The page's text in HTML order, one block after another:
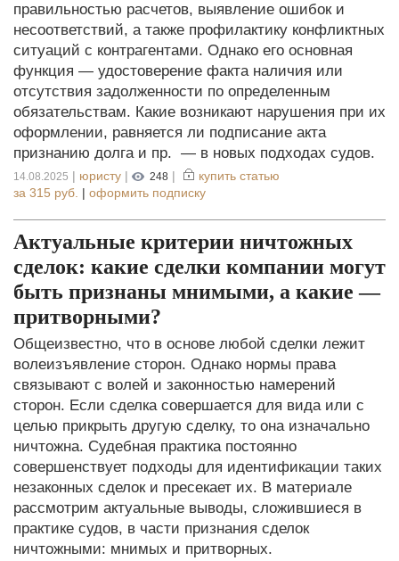
правильностью расчетов, выявление ошибок и
несоответствий, а также профилактику конфликтных
ситуаций с контрагентами. Однако его основная
функция — удостоверение факта наличия или
отсутствия задолженности по определенным
обязательствам. Какие возникают нарушения при их
оформлении, равняется ли подписание акта
признанию долга и пр. — в новых подходах судов.
14.08.2025 | юристу | 248 |
купить статью
за 315 руб. | оформить подписку
Актуальные критерии ничтожных
сделок: какие сделки компании могут
быть признаны мнимыми, а какие —
притворными?
Общеизвестно, что в основе любой сделки лежит
волеизъявление сторон. Однако нормы права
связывают с волей и законностью намерений
сторон. Если сделка совершается для вида или с
целью прикрыть другую сделку, то она изначально
ничтожна. Судебная практика постоянно
совершенствует подходы для идентификации таких
незаконных сделок и пресекает их. В материале
рассмотрим актуальные выводы, сложившиеся в
практике судов, в части признания сделок
ничтожными: мнимых и притворных.